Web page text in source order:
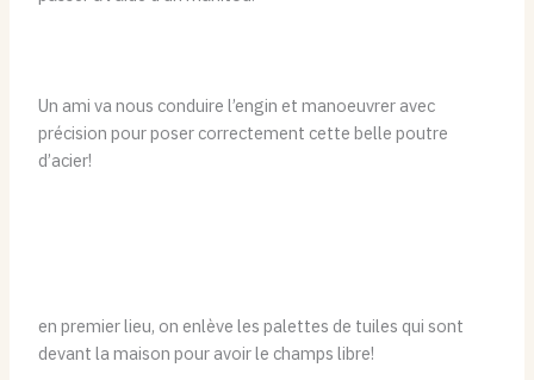
Un ami va nous conduire l’engin et manoeuvrer avec
précision pour poser correctement cette belle poutre
d’acier!
en premier lieu, on enlève les palettes de tuiles qui sont
devant la maison pour avoir le champs libre!